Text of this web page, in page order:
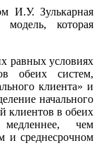
И.У. Зулькарная
модель, которая
равных условиях
обеих систем,
клиента» и
начального
клиентов в обеих
чем
и среднесрочном